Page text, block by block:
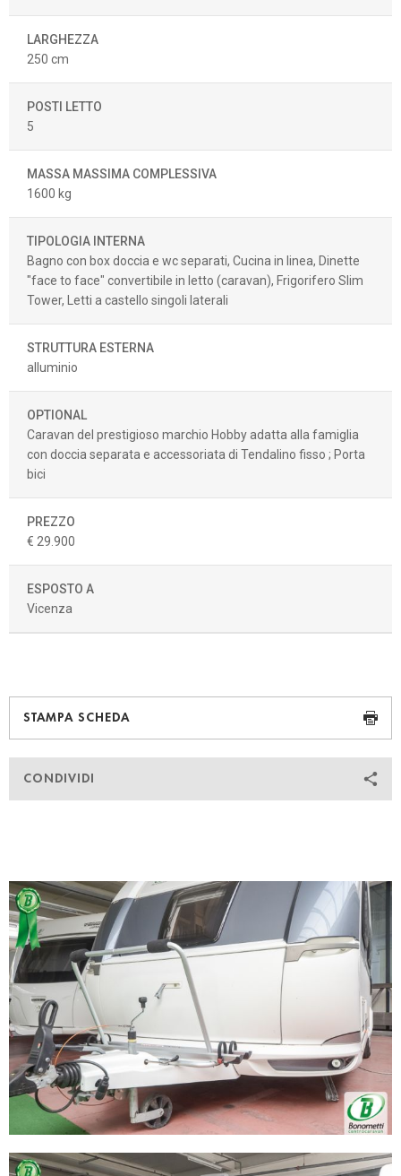
LARGHEZZA
250 cm
POSTI LETTO
5
MASSA MASSIMA COMPLESSIVA
1600 kg
TIPOLOGIA INTERNA
Bagno con box doccia e wc separati, Cucina in linea, Dinette
"face to face" convertibile in letto (caravan), Frigorifero Slim
Tower, Letti a castello singoli laterali
STRUTTURA ESTERNA
alluminio
OPTIONAL
Caravan del prestigioso marchio Hobby adatta alla famiglia
con doccia separata e accessoriata di Tendalino fisso ; Porta
bici
PREZZO
€ 29.900
ESPOSTO A
Vicenza
STAMPA SCHEDA
CONDIVIDI